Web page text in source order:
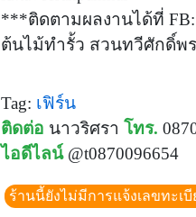
***ติดตามผลงานได้ที่
ต้นไม้ทำรั้ว สวนทวีศักดิ์พ
Tag: เฟิร์น
ติดต่อ นาวริศรา โทร.
ไอดีไลน์ @t0870096654
ร้านนี้ยังไม่มีการแจ้งเลขทะเ